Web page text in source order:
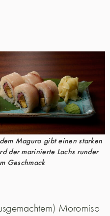
Maguro gibt einen starken
der marinierte Lachs runder
Geschmack
Moromiso